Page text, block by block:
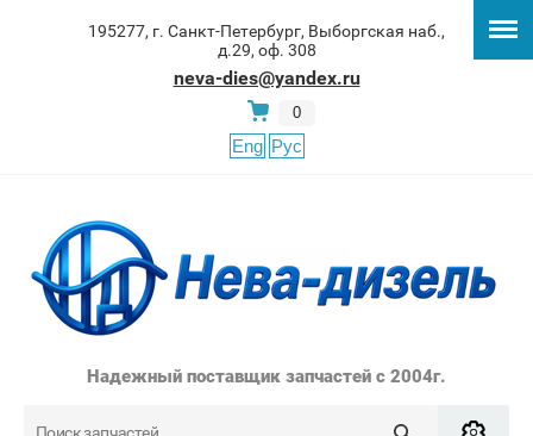
195277, г. Санкт-Петербург, Выборгская наб.,
д.29, оф. 308
neva-dies@yandex.ru
0
Eng Рус
Надежный поставщик запчастей с 2004г.